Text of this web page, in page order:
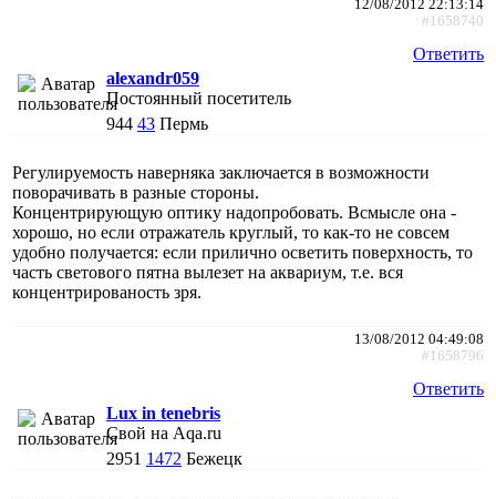
12/08/2012 22:13:14
#1658740
Ответить
alexandr059
Постоянный посетитель
944 43 Пермь
Регулируемость наверняка заключается в возможности
поворачивать в разные стороны.
Концентрирующую оптику надопробовать. Всмысле она -
хорошо, но если отражатель круглый, то как-то не совсем
удобно получается: если прилично осветить поверхность, то
часть светового пятна вылезет на аквариум, т.е. вся
концентрированость зря.
13/08/2012 04:49:08
#1658796
Ответить
Lux in tenebris
Свой на Aqa.ru
2951 1472 Бежецк